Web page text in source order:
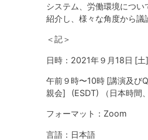
システム、労働環境につ
紹介し、様々な角度から議
＜記＞
日時：2021年９月18日 [土]
午前９時〜10時 [講演及び
親会] (ESDT) （日本時間
フォーマット：Zoom
言語：日本語